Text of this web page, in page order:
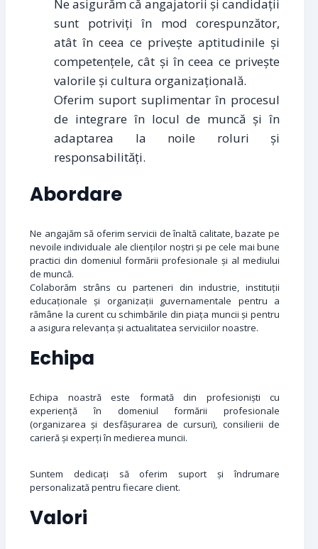
Ne asigurăm că angajatorii și candidații
sunt potriviți în mod corespunzător,
atât în ceea ce privește aptitudinile și
competențele, cât și în ceea ce privește
valorile și cultura organizațională.
Oferim suport suplimentar în procesul
de integrare în locul de muncă și în
adaptarea la noile roluri și
responsabilități.
Abordare
Ne angajăm să oferim servicii de înaltă calitate, bazate pe
nevoile individuale ale clienților noștri și pe cele mai bune
practici din domeniul formării profesionale și al mediului
de muncă.
Colaborăm strâns cu parteneri din industrie, instituții
educaționale și organizații guvernamentale pentru a
rămâne la curent cu schimbările din piața muncii și pentru
a asigura relevanța și actualitatea serviciilor noastre.
Echipa
Echipa noastră este formată din profesioniști cu
experiență în domeniul formării profesionale
(organizarea și desfășurarea de cursuri), consilierii de
carieră și experți în medierea muncii.
Suntem dedicați să oferim suport și îndrumare
personalizată pentru fiecare client.
Valori